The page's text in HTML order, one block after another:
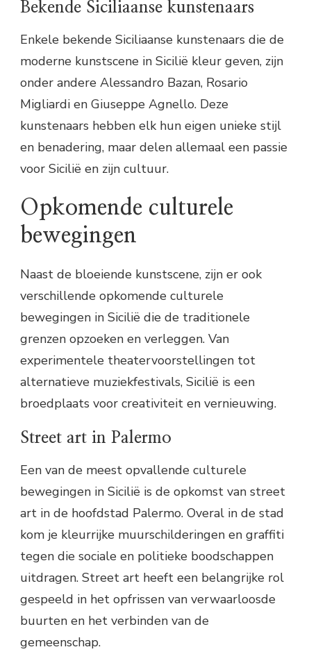
Bekende Siciliaanse kunstenaars
Enkele bekende Siciliaanse kunstenaars die de
moderne kunstscene in Sicilië kleur geven, zijn
onder andere Alessandro Bazan, Rosario
Migliardi en Giuseppe Agnello. Deze
kunstenaars hebben elk hun eigen unieke stijl
en benadering, maar delen allemaal een passie
voor Sicilië en zijn cultuur.
Opkomende culturele
bewegingen
Naast de bloeiende kunstscene, zijn er ook
verschillende opkomende culturele
bewegingen in Sicilië die de traditionele
grenzen opzoeken en verleggen. Van
experimentele theatervoorstellingen tot
alternatieve muziekfestivals, Sicilië is een
broedplaats voor creativiteit en vernieuwing.
Street art in Palermo
Een van de meest opvallende culturele
bewegingen in Sicilië is de opkomst van street
art in de hoofdstad Palermo. Overal in de stad
kom je kleurrijke muurschilderingen en graffiti
tegen die sociale en politieke boodschappen
uitdragen. Street art heeft een belangrijke rol
gespeeld in het opfrissen van verwaarloosde
buurten en het verbinden van de
gemeenschap.